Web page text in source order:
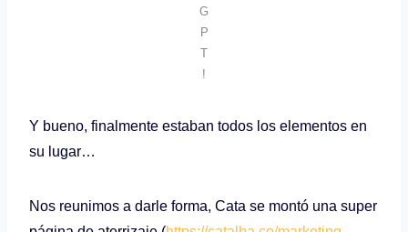
G
P
T
!
Y bueno, finalmente estaban todos los elementos en
su lugar…
Nos reunimos a darle forma, Cata se montó una super